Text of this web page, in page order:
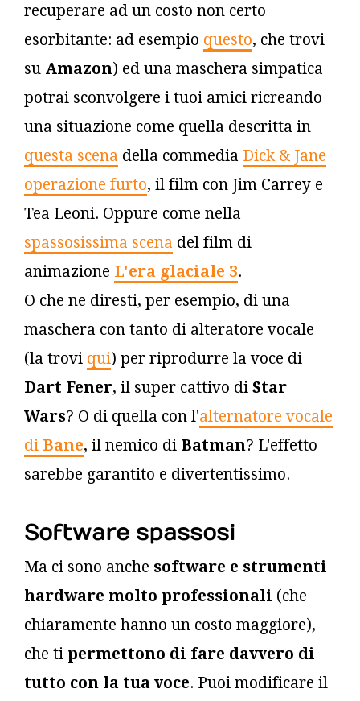
recuperare ad un costo non certo
esorbitante: ad esempio questo, che trovi
su Amazon) ed una maschera simpatica
potrai sconvolgere i tuoi amici ricreando
una situazione come quella descritta in
questa scena della commedia Dick & Jane
operazione furto, il film con Jim Carrey e
Tea Leoni. Oppure come nella
spassosissima scena del film di
animazione L'era glaciale 3.
O che ne diresti, per esempio, di una
maschera con tanto di alteratore vocale
(la trovi qui) per riprodurre la voce di
Dart Fener, il super cattivo di Star
Wars? O di quella con l'alternatore vocale
di Bane, il nemico di Batman? L'effetto
sarebbe garantito e divertentissimo.
Software spassosi
Ma ci sono anche software e strumenti
hardware molto professionali (che
chiaramente hanno un costo maggiore),
che ti permettono di fare davvero di
tutto con la tua voce. Puoi modificare il